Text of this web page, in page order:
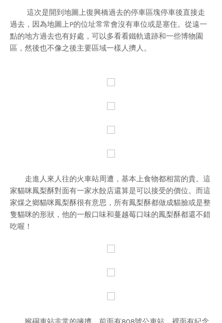
這次是開到地圖上復興橋過去的停車區塊停車後直接走
過去，因為地圖上P的位址常常會沒有車位或是塞住。從遠一
點的地方過去也有好處，可以多看看鐵軌遺跡和一些博物園
區，然後也不像之後主要區域一樣人擠人。
走進人來人往的火車站周遭，基本上食物都相當的貴。這
家貓咪鳳梨酥對面有一家水餃店還算是可以接受的價位。而這
家煤之鄉貓咪鳳梨酥很有意思，所有鳳梨酥都做成貓臉或是整
隻貓咪的形狀，他的一般口味和蔓越莓口味的鳳梨酥都還不錯
吃喔！